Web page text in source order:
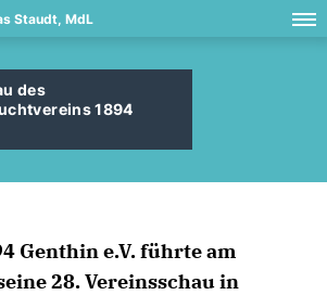
Staudt, MdL
des
1894
Genthin e.V. führte am
28. Vereinsschau in